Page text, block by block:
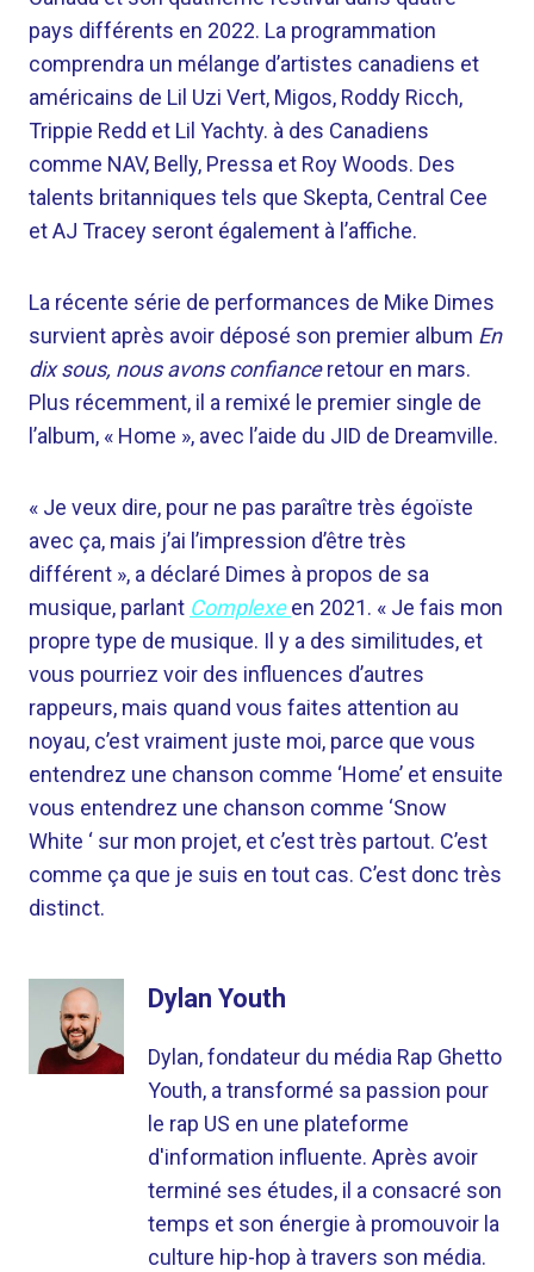
pays différents en 2022. La programmation
comprendra un mélange d’artistes canadiens et
américains de Lil Uzi Vert, Migos, Roddy Ricch,
Trippie Redd et Lil Yachty. à des Canadiens
comme NAV, Belly, Pressa et Roy Woods. Des
talents britanniques tels que Skepta, Central Cee
et AJ Tracey seront également à l’affiche.
La récente série de performances de Mike Dimes
survient après avoir déposé son premier album En
dix sous, nous avons confianceretour en mars.
Plus récemment, il a remixé le premier single de
l’album, « Home », avec l’aide du JID de Dreamville.
« Je veux dire, pour ne pas paraître très égoïste
avec ça, mais j’ai l’impression d’être très
différent », a déclaré Dimes à propos de sa
musique, parlant Complexe en 2021. « Je fais mon
propre type de musique. Il y a des similitudes, et
vous pourriez voir des influences d’autres
rappeurs, mais quand vous faites attention au
noyau, c’est vraiment juste moi, parce que vous
entendrez une chanson comme ‘Home’ et ensuite
vous entendrez une chanson comme ‘Snow
White ‘ sur mon projet, et c’est très partout. C’est
comme ça que je suis en tout cas. C’est donc très
distinct.
Dylan Youth
Dylan, fondateur du média Rap Ghetto
Youth, a transformé sa passion pour
le rap US en une plateforme
d'information influente. Après avoir
terminé ses études, il a consacré son
temps et son énergie à promouvoir la
culture hip-hop à travers son média.